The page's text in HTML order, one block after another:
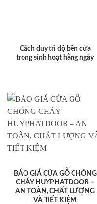
Cách duy trì độ bền cửa
trong sinh hoạt hằng ngày
BÁO GIÁ CỬA GỖ CHỐNG
CHÁY HUYPHATDOOR –
AN TOÀN, CHẤT LƯỢNG
VÀ TIẾT KIỆM